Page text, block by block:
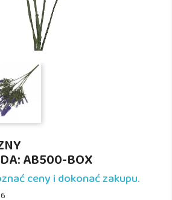
AB500-BOX
ceny i dokonać zakupu.